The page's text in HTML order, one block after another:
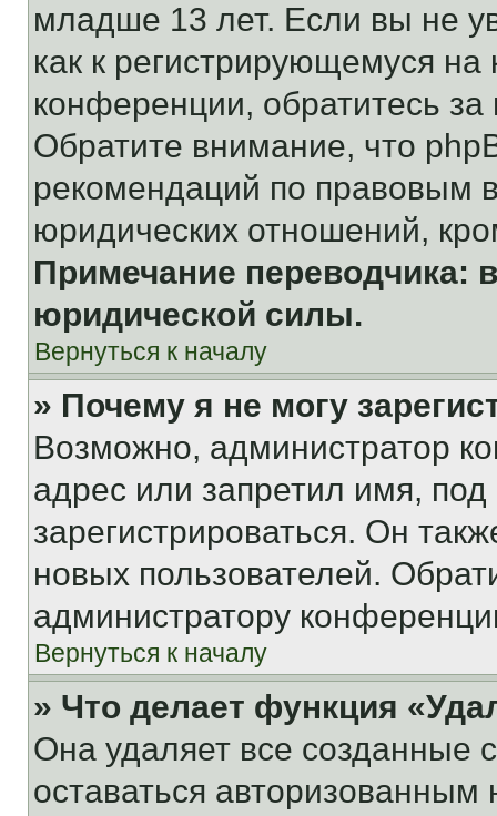
младше 13 лет. Если вы не
как к регистрирующемуся
конференции, обратитесь
Обратите внимание, что
рекомендаций по правовым
юридических отношений,
Примечание переводчика:
юридической силы.
Вернуться к началу
» Почему я не могу
Возможно, администратор
адрес или запретил имя,
зарегистрироваться. Он
новых пользователей.
администратору
Вернуться к началу
» Что делает функция
Она удаляет все созданные
оставаться